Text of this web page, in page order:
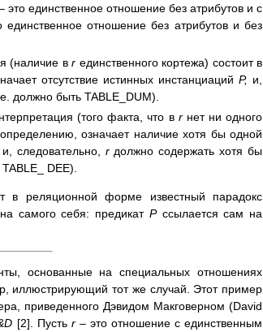
единственное отношение без атрибутов и с
отношение без атрибутов и без
(наличие в r единственного кортежа) состоит в
отсутствие истинных инстанциаций P, и,
должно быть TABLE_DUM).
(того факта, что в rнет ни одного
означает наличие хотя бы одной
следовательно, rдолжно содержать хотя бы
DEE).
в реляционной форме известный парадокс
самого себя: предикат Pссылается сам на
основанные на специальных отношениях
иллюстрирующий тот же случай. Этот пример
приведенного Дэвидом Макговерном (David
[2]. Пусть r– это отношение с единственным